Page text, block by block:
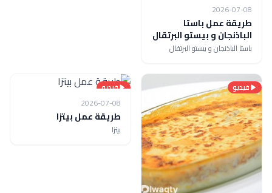
2026-07-08
طريقة عمل باستا
الباذنجان و بيستو البرتقال
باستا الباذنجان و بيستو البرتقال
فيديو
فيديو
2026-07-08
طريقة عمل بيتزا
بيتزا